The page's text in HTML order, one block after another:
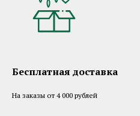
Бесплатная доставка
На заказы от 4 000 рублей